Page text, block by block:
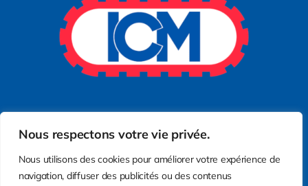
Nous respectons votre vie privée.
Nous utilisons des cookies pour améliorer votre expérience de
navigation, diffuser des publicités ou des contenus